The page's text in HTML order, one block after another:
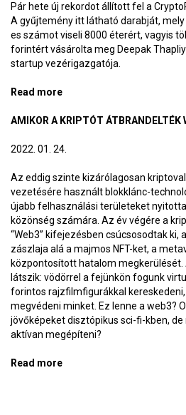
Pár hete új rekordot állított fel a
A gyűjtemény itt látható darabját,
es számot viseli 8000 éterért, vagyis
forintért vásárolta meg Deepak
startup vezérigazgatója.
Read more
AMIKOR A KRIPTÓT ÁTBRANDELTÉK
2022. 01. 24.
Az eddig szinte kizárólagosan
vezetésére használt blokklánc-
újabb felhasználási területeket
közönség számára. Az év végére a
“Web3” kifejezésben csúcsosodtak ki,
zászlaja alá a majmos NFT-ket, a
központosított hatalom megkerülését.
látszik: vödörrel a fejünkön fogunk
forintos rajzfilmfigurákkal
megvédeni minket. Ez lenne a web3?
jövőképeket disztópikus sci-fi-kben,
aktívan megépíteni?
Read more